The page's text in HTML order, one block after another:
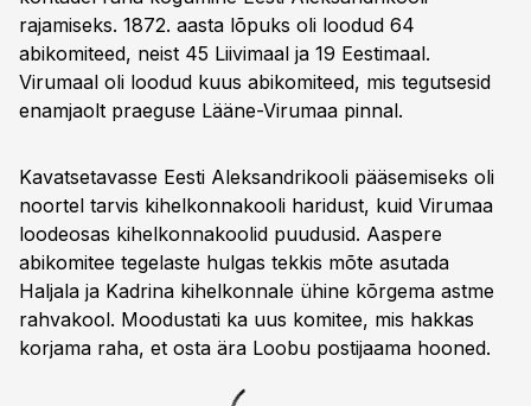
rajamiseks. 1872. aasta lõpuks oli loodud 64
abikomiteed, neist 45 Liivimaal ja 19 Eestimaal.
Virumaal oli loodud kuus abikomiteed, mis tegutsesid
enamjaolt praeguse Lääne-Virumaa pinnal.
Kavatsetavasse Eesti Aleksandrikooli pääsemiseks oli
noortel tarvis kihelkonnakooli haridust, kuid Virumaa
loodeosas kihelkonnakoolid puudusid. Aaspere
abikomitee tegelaste hulgas tekkis mõte asutada
Haljala ja Kadrina kihelkonnale ühine kõrgema astme
rahvakool. Moodustati ka uus komitee, mis hakkas
korjama raha, et osta ära Loobu postijaama hooned.